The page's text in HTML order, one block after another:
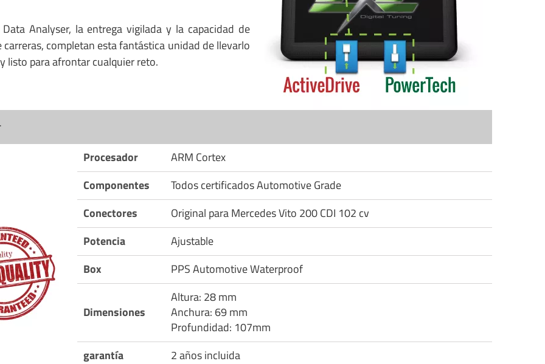
Analyser, la entrega vigilada y la capacidad de
completan esta fantástica unidad de llevarlo
listo para afrontar cualquier reto.
Procesador
ARM Cortex
Componentes
Todos certificados Automotive Grade
Conectores
Original para Mercedes Vito 200 CDI 102 cv
Potencia
Ajustable
Box
PPS Automotive Waterproof
Dimensiones
Altura: 28 mm
Anchura: 69 mm
Profundidad: 107mm
garantía
2 años incluida